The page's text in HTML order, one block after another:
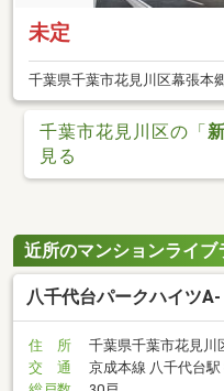
未定
千葉県千葉市花見川区幕張本
千葉市花見川区の「
見る
近所のマンションライブ
八千代台パークハイツ
住 所
千葉県千葉市花見川
交 通
京成本線 八千代台駅